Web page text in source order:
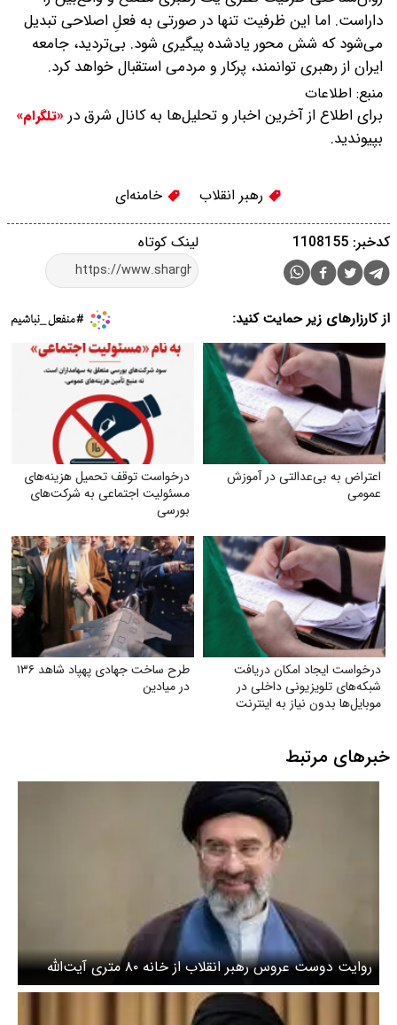
داراست. اما این ظرفیت تنها در صورتی به فعلِ اصلاحی تبدیل
می‌شود که شش محور یادشده پیگیری شود. بی‌تردید، جامعه
ایران از رهبری توانمند، پرکار و مردمی استقبال خواهد کرد.
منبع: اطلاعات
برای اطلاع از آخرین اخبار و تحلیل‌ها به کانال شرق در «تلگرام»
بپیوندید.
رهبر انقلاب خامنه‌ای
لینک کوتاه کدخبر: 1108155
از کارزارهای زیر حمایت کنید:
اعتراض به بی‌عدالتی در آموزش
عمومی
درخواست توقف تحمیل هزینه‌های
مسئولیت اجتماعی به شرکت‌های
بورسی
درخواست ایجاد امکان دریافت
شبکه‌های تلویزیونی داخلی در
موبایل‌ها بدون نیاز به اینترنت
طرح ساخت جهادی پهپاد شاهد ۱۳۶
در میادین
خبرهای مرتبط
روایت دوست عروس رهبر انقلاب از خانه ۸۰ متری آیت‌الله
سیدمجتبی خامنه‌‌ای / فهمیدم بعضی خواهر برادر‌های آقا
مجتبی هم توی طبقات دیگر همین خانه نقلی ساکن هستند